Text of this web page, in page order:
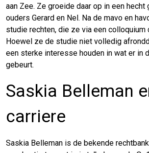
aan Zee. Ze groeide daar op in een hecht
ouders Gerard en Nel. Na de mavo en
studie rechten, die ze via een colloquium
Hoewel ze de studie niet volledig
een sterke interesse houden in wat er in
gebeurt.
Saskia Belleman
carriere
Saskia Belleman is de bekende